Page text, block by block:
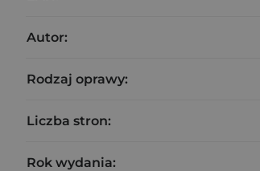
Autor:
Rodzaj oprawy:
Liczba stron:
Rok wydania: